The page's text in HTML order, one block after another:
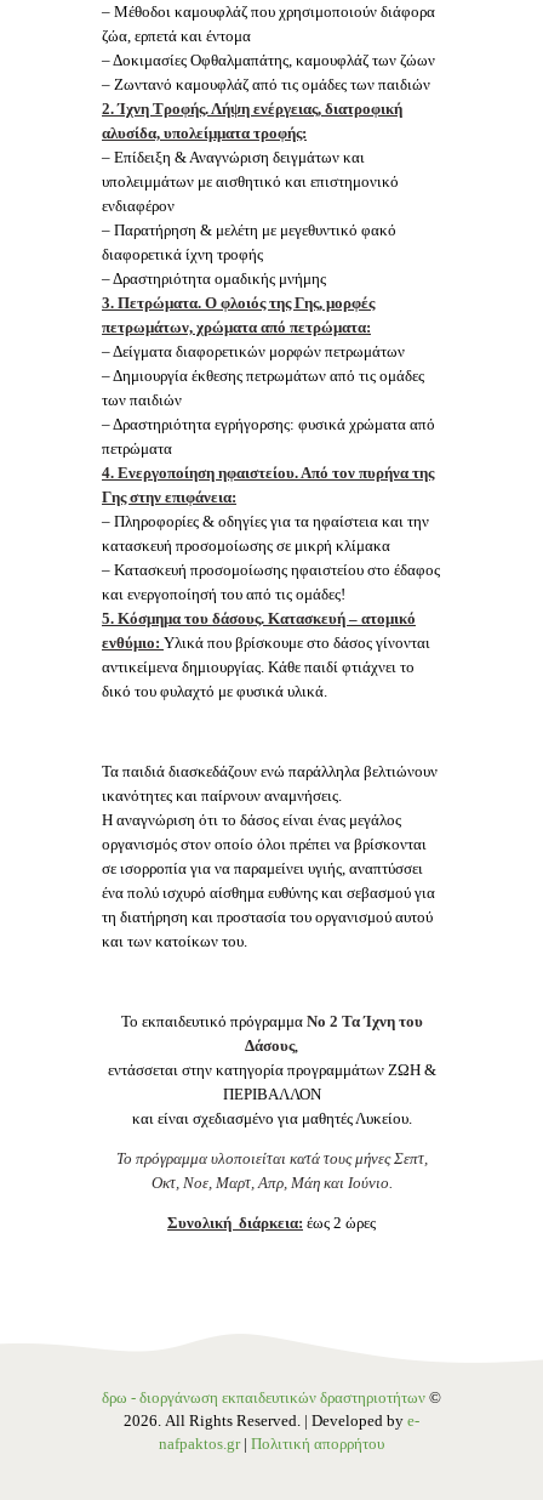
– Μέθοδοι καμουφλάζ που χρησιμοποιούν διάφορα
ζώα, ερπετά και έντομα
– Δοκιμασίες Οφθαλμαπάτης, καμουφλάζ των ζώων
– Ζωντανό καμουφλάζ από τις ομάδες των παιδιών
2. Ίχνη Τροφής. Λήψη ενέργειας, διατροφική
αλυσίδα, υπολείμματα τροφής:
– Επίδειξη & Αναγνώριση δειγμάτων και
υπολειμμάτων με αισθητικό και επιστημονικό
ενδιαφέρον
– Παρατήρηση & μελέτη με μεγεθυντικό φακό
διαφορετικά ίχνη τροφής
– Δραστηριότητα ομαδικής μνήμης
3. Πετρώματα. Ο φλοιός της Γης, μορφές
πετρωμάτων, χρώματα από πετρώματα:
– Δείγματα διαφορετικών μορφών πετρωμάτων
– Δημιουργία έκθεσης πετρωμάτων από τις ομάδες
των παιδιών
– Δραστηριότητα εγρήγορσης: φυσικά χρώματα από
πετρώματα
4. Ενεργοποίηση ηφαιστείου. Από τον πυρήνα της
Γης στην επιφάνεια:
– Πληροφορίες & οδηγίες για τα ηφαίστεια και την
κατασκευή προσομοίωσης σε μικρή κλίμακα
– Κατασκευή προσομοίωσης ηφαιστείου στο έδαφος
και ενεργοποίησή του από τις ομάδες!
5. Κόσμημα του δάσους. Κατασκευή – ατομικό
ενθύμιο: Υλικά που βρίσκουμε στο δάσος γίνονται
αντικείμενα δημιουργίας. Κάθε παιδί φτιάχνει το
δικό του φυλαχτό με φυσικά υλικά.
Τα παιδιά διασκεδάζουν ενώ παράλληλα βελτιώνουν
ικανότητες και παίρνουν αναμνήσεις.
Η αναγνώριση ότι το δάσος είναι ένας μεγάλος
οργανισμός στον οποίο όλοι πρέπει να βρίσκονται
σε ισορροπία για να παραμείνει υγιής, αναπτύσσει
ένα πολύ ισχυρό αίσθημα ευθύνης και σεβασμού για
τη διατήρηση και προστασία του οργανισμού αυτού
και των κατοίκων του.
Το εκπαιδευτικό πρόγραμμα No 2 Τα Ίχνη του
Δάσους,
εντάσσεται στην κατηγορία προγραμμάτων ΖΩΗ &
ΠΕΡΙΒΑΛΛΟΝ
και είναι σχεδιασμένο για μαθητές Λυκείου.
Το πρόγραμμα υλοποιείται κατά τους μήνες Σεπτ,
Οκτ, Νοε, Μαρτ, Απρ, Μάη και Ιούνιο.
Συνολική διάρκεια: έως 2 ώρες
δρω - διοργάνωση εκπαιδευτικών δραστηριοτήτων ©
2026. All Rights Reserved. | Developed by e-
nafpaktos.gr| Πολιτική απορρήτου